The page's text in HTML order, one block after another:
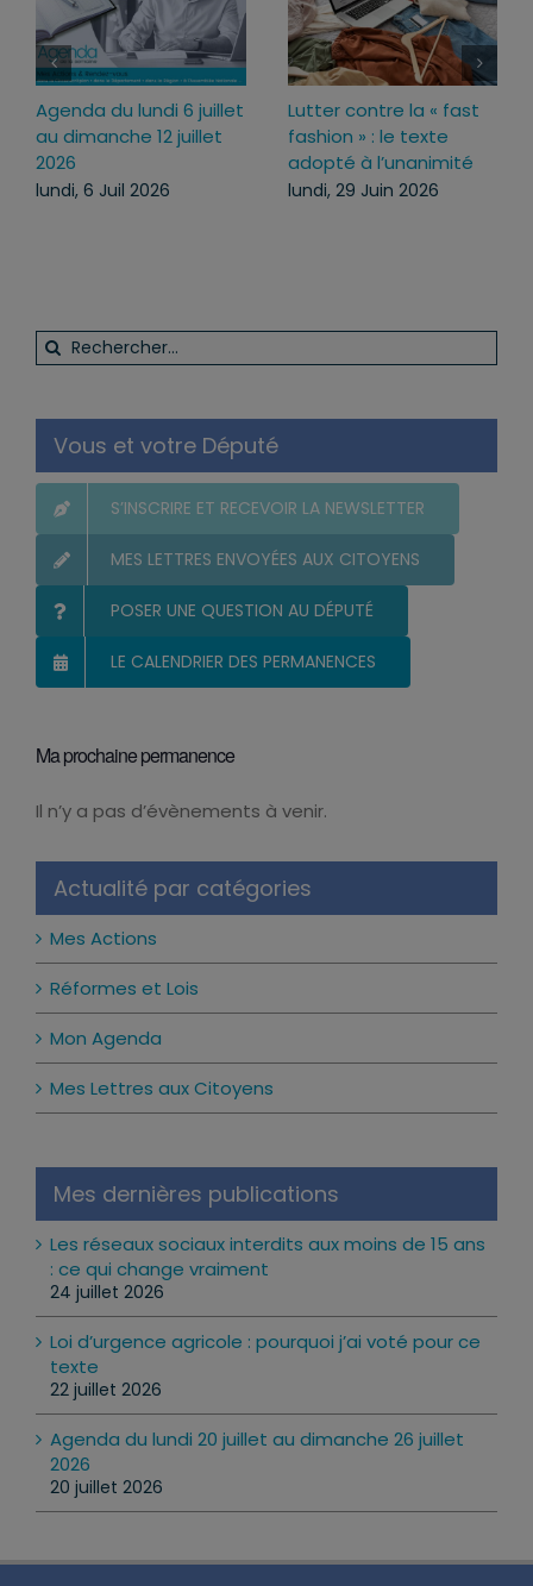
Agenda du lundi 6 juillet
au dimanche 12 juillet
2026
lundi, 6 Juil 2026
Lutter contre la « fast
fashion » : le texte
adopté à l’unanimité
lundi, 29 Juin 2026
Rechercher:
Vous et votre Député
S’INSCRIRE ET RECEVOIR LA NEWSLETTER
MES LETTRES ENVOYÉES AUX CITOYENS
POSER UNE QUESTION AU DÉPUTÉ
LE CALENDRIER DES PERMANENCES
Ma prochaine permanence
Notice
Il n’y a pas d’évènements à venir.
Actualité par catégories
Mes Actions
Réformes et Lois
Mon Agenda
Mes Lettres aux Citoyens
Mes dernières publications
Les réseaux sociaux interdits aux moins de 15 ans
: ce qui change vraiment
24 juillet 2026
Loi d’urgence agricole : pourquoi j’ai voté pour ce
texte
22 juillet 2026
Agenda du lundi 20 juillet au dimanche 26 juillet
2026
20 juillet 2026